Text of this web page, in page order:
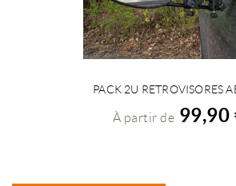
VOIR LES
PACK 2U RETROVISORES
À partir de 99,90